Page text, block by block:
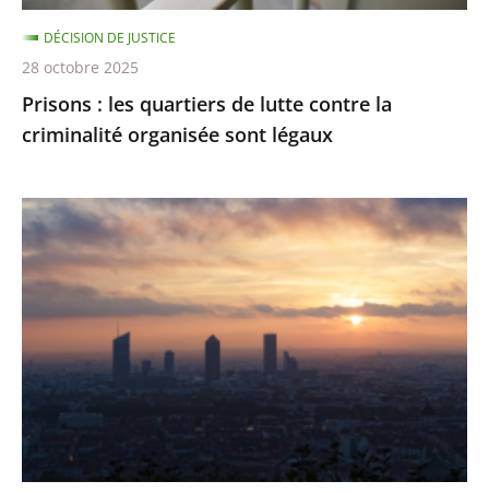
organisée
sont
légaux
Prisons : les quartiers de lutte contre la
criminalité organisée sont légaux
DÉCISION DE JUSTICE
28 octobre 2025
Émissions
de
gaz
à
de
serre
:
des
résultats